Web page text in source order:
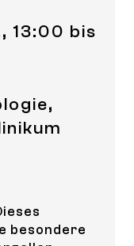
13:00 bis
besondere